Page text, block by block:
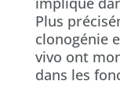
Plus
clonogénie
vivo ont
dans les